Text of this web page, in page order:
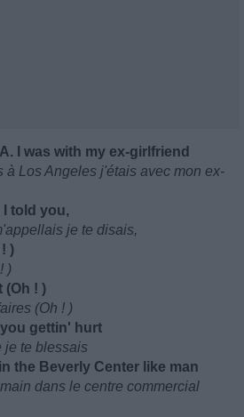
I was with my ex-girlfriend
à Los Angeles j'étais avec mon ex-
I told you,
je te disais,
)
)
(Oh ! )
(Oh ! )
gettin' hurt
je te blessais
the Beverly Center like man
dans le centre commercial